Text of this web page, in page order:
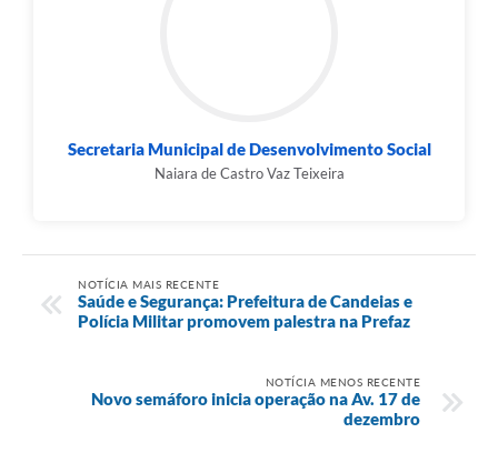
Secretaria Municipal de Desenvolvimento Social
Naiara de Castro Vaz Teixeira
NOTÍCIA MAIS RECENTE
Saúde e Segurança: Prefeitura de Candeias e
Polícia Militar promovem palestra na Prefaz
NOTÍCIA MENOS RECENTE
Novo semáforo inicia operação na Av. 17 de
dezembro